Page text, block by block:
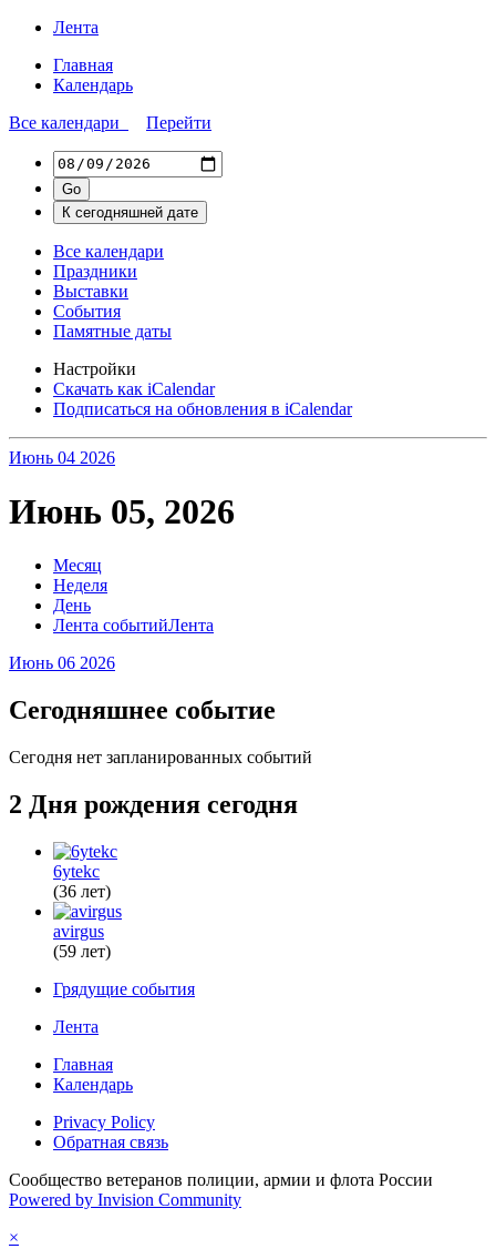
Лента
Главная
Календарь
Все календари
Перейти
Все календари
Праздники
Выставки
События
Памятные даты
Настройки
Скачать как iCalendar
Подписаться на обновления в iCalendar
Июнь 04 2026
Июнь 05, 2026
Месяц
Неделя
День
Лента событийЛента
Июнь 06 2026
Сегодняшнее событие
Сегодня нет запланированных событий
2 Дня рождения сегодня
6ytekc
(36 лет)
avirgus
(59 лет)
Грядущие события
Лента
Главная
Календарь
Privacy Policy
Обратная связь
Сообщество ветеранов полиции, армии и флота России
Powered by Invision Community
×